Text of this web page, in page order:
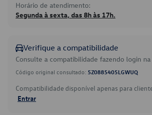
Horário de atendimento:
Segunda à sexta, das 8h às 17h.
Verifique a compatibilidade
Consulte a compatibilidade fazendo login
Código original consultado: 5Z0885405LGWUQ
Compatibilidade disponível apenas para
Entrar